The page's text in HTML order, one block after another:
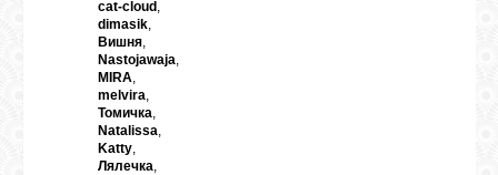
cat-cloud ,
dimasik,
Вишня,
Nastojawaja,
MIRA,
melvira,
Томичка,
Natalissa,
Katty,
Лялечка,